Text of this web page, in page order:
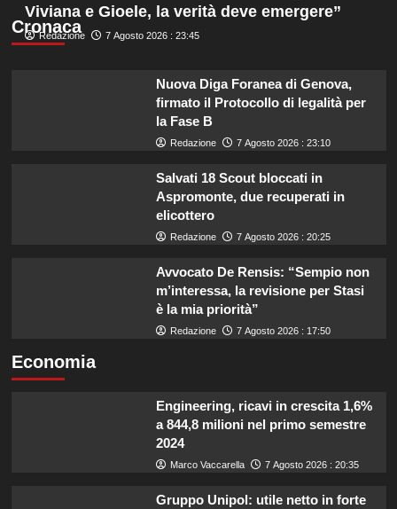
Elisabetta Gregoraci e la sorella
Marzia: vacanza da sogno in
Tradimenti di Benjamin Mascolo:
Bella Thorne rivela i segreti nascosti
della loro relazione.
Cronaca
Viviana e Gioele, la verità deve emergere”
Redazione 7 Agosto 2026 : 23:45
Nuova Diga Foranea di Genova,
firmato il Protocollo di legalità per
la Fase B
Redazione 7 Agosto 2026 : 23:10
Salvati 18 Scout bloccati in
Aspromonte, due recuperati in
elicottero
Redazione 7 Agosto 2026 : 20:25
Avvocato De Rensis: “Sempio non
m’interessa, la revisione per Stasi
è la mia priorità”
Redazione 7 Agosto 2026 : 17:50
Economia
Engineering, ricavi in crescita 1,6%
a 844,8 milioni nel primo semestre
2024
Marco Vaccarella 7 Agosto 2026 : 20:35
Gruppo Unipol: utile netto in forte